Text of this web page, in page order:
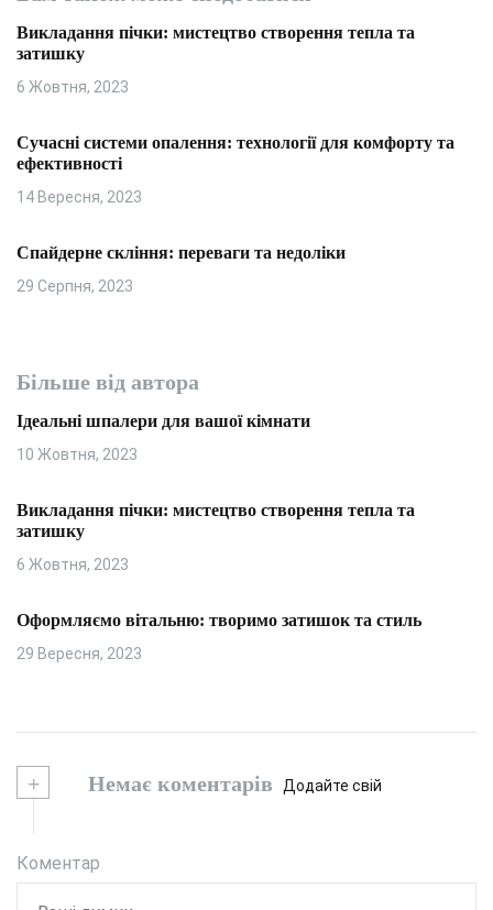
Викладання пічки: мистецтво створення тепла та
затишку
6 Жовтня, 2023
Сучасні системи опалення: технології для комфорту та
ефективності
14 Вересня, 2023
Спайдерне скління: переваги та недоліки
29 Серпня, 2023
Більше від автора
Ідеальні шпалери для вашої кімнати
10 Жовтня, 2023
Викладання пічки: мистецтво створення тепла та
затишку
6 Жовтня, 2023
Оформляємо вітальню: творимо затишок та стиль
29 Вересня, 2023
+ Немає коментарів Додайте свій
Коментар